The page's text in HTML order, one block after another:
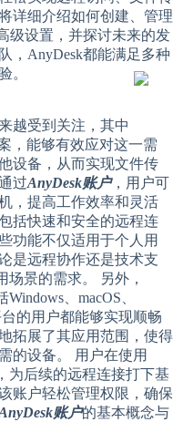
详细介绍如何创建、管理
级设置，并探讨未来的发
，AnyDesk都能满足多种
。
越受到关注，其中
，能够有效应对这一需
设备，从而实现文件传
过AnyDesk账户，用户可
，提高工作效率和灵活
括快速和安全的远程连
功能不仅适用于个人用
是远程协作还是技术支
场景的需求。 另外，
、macOS、
的用户都能够实现顺畅
拓展了其应用范围，使得
的设备。 用户在使用
为后续的远程连接打下基
账户轻松管理权限，确保
账户的基本概念与